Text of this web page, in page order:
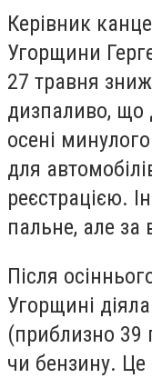
Керівник
Угорщини
27 травня
дизпаливо, що
осені
для
реєстрацією.
пальне, але
Після
Угорщині
(приблизно 39
чи бензину.